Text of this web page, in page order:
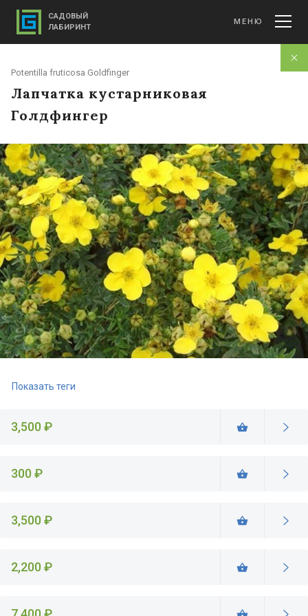
Potentilla fruticosa Goldfinger
Лапчатка кустарниковая
Голдфингер
Показать теги
3,500 ₽
300 ₽
3,500 ₽
2,200 ₽
САДОВЫЙ
ЛАБИРИНТ
МЕНЮ